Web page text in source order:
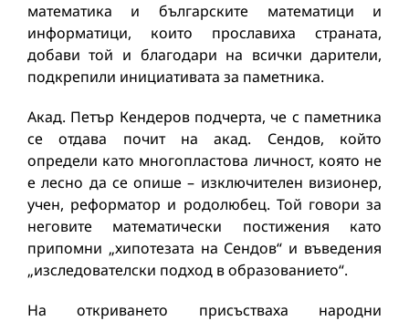
математика и българските математици и
информатици, които прославиха страната,
добави той и благодари на всички дарители,
подкрепили инициативата за паметника.
Акад. Петър Кендеров подчерта, че с паметника
се отдава почит на акад. Сендов, който
определи като многопластова личност, която не
е лесно да се опише – изключителен визионер,
учен, реформатор и родолюбец. Той говори за
неговите математически постижения като
припомни „хипотезата на Сендов“ и въведения
„изследователски подход в образованието“.
На откриването присъстваха народни